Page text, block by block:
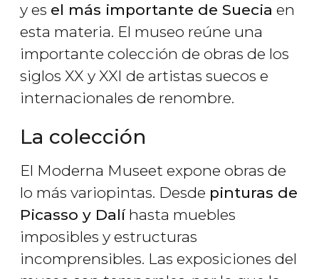
y es el más importante de Suecia en
esta materia. El museo reúne una
importante colección de obras de los
siglos XX y XXI de artistas suecos e
internacionales de renombre.
La colección
El Moderna Museet expone obras de
lo más variopintas. Desde pinturas de
Picasso y Dalíhasta muebles
imposibles y estructuras
incomprensibles. Las exposiciones del